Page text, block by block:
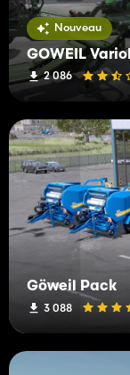
Nouveau
GÖWEIL
2 086
Göweil Pack
3 088